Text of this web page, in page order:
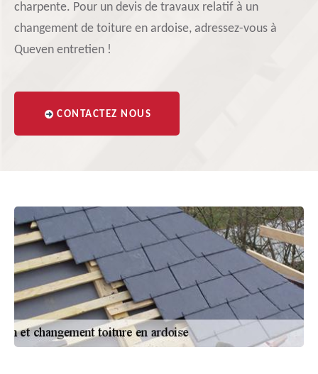
charpente. Pour un devis de travaux relatif à un
changement de toiture en ardoise, adressez-vous à
Queven entretien !
CONTACTEZ NOUS